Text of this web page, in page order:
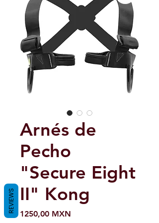
Arnés de
Pecho
"Secure Eight
II" Kong
1250,00 MXN
REVIEWS